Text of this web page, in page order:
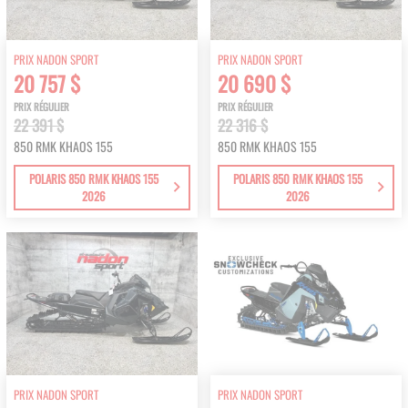
PRIX NADON SPORT
20 757 $
PRIX RÉGULIER
22 391 $
850 RMK KHAOS 155
POLARIS 850 RMK KHAOS 155
2026
PRIX NADON SPORT
20 690 $
PRIX RÉGULIER
22 316 $
850 RMK KHAOS 155
POLARIS 850 RMK KHAOS 155
2026
PRIX NADON SPORT PRIX NADON SPORT